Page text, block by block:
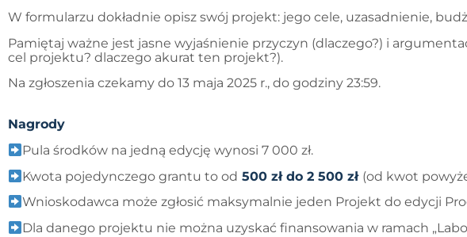
W formularzu dokładnie opisz swój projekt: jego cele, uzasadnienie,
Pamiętaj ważne jest jasne wyjaśnienie przyczyn (dlaczego?) i
cel projektu? dlaczego akurat ten projekt?).
Na zgłoszenia czekamy do 13 maja 2025 r., do godziny 23:59.
Nagrody
Pula środków na jedną edycję wynosi 7 000 zł.
Kwota pojedynczego grantu to od 500 zł do 2 500 zł (od kwot
Wnioskodawca może zgłosić maksymalnie jeden Projekt do edycji
Dla danego projektu nie można uzyskać finansowania w ramach